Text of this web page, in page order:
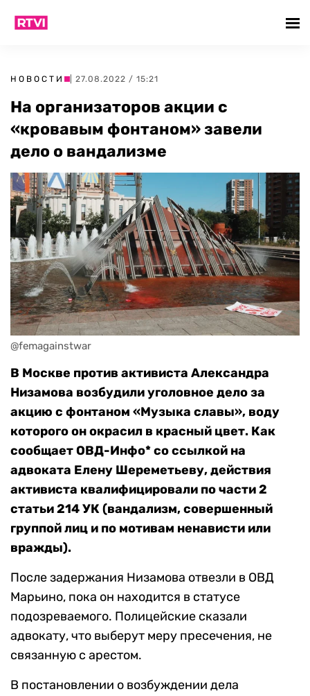
НОВОСТИ | 27.08.2022 / 15:21
На организаторов акции с
«кровавым фонтаном» завели
дело о вандализме
@femagainstwar
В Москве против активиста Александра
Низамова возбудили уголовное дело за
акцию с фонтаном «Музыка славы», воду
которого он окрасил в красный цвет. Как
сообщает ОВД-Инфо* со ссылкой на
адвоката Елену Шереметьеву, действия
активиста квалифицировали по части 2
статьи 214 УК (вандализм, совершенный
группой лиц и по мотивам ненависти или
вражды).
После задержания Низамова отвезли в ОВД
Марьино, пока он находится в статусе
подозреваемого. Полицейские сказали
адвокату, что выберут меру пресечения, не
связанную с арестом.
В постановлении о возбуждении дела